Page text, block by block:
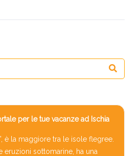
per le tue vacanze ad Ischia
è la maggiore tra le isole flegree.
eruzioni sottomarine, ha una